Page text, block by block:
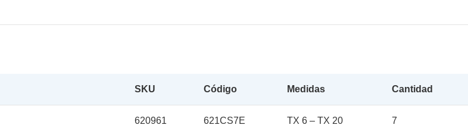
SKU Código Medidas Cantidad
620961 621CS7E TX 6 – TX 20 7